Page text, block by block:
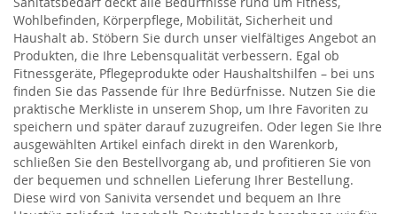
Wohlbefinden, Körperpflege, Mobilität, Sicherheit und
Haushalt ab. Stöbern Sie durch unser vielfältiges Angebot an
Produkten, die Ihre Lebensqualität verbessern. Egal ob
Fitnessgeräte, Pflegeprodukte oder Haushaltshilfen – bei uns
finden Sie das Passende für Ihre Bedürfnisse. Nutzen Sie die
praktische Merkliste in unserem Shop, um Ihre Favoriten zu
speichern und später darauf zuzugreifen. Oder legen Sie Ihre
ausgewählten Artikel einfach direkt in den Warenkorb,
schließen Sie den Bestellvorgang ab, und profitieren Sie von
der bequemen und schnellen Lieferung Ihrer Bestellung.
Diese wird von Sanivita versendet und bequem an Ihre